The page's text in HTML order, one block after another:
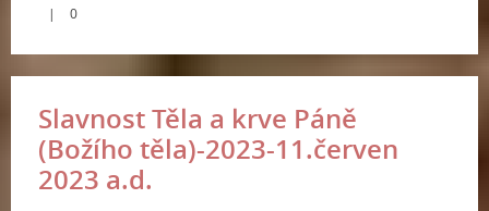
|
0
Slavnost Těla a krve Páně
(Božího těla)-2023-11.červen
2023 a.d.